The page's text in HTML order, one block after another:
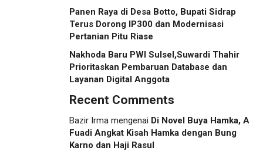
Panen Raya di Desa Botto, Bupati Sidrap
Terus Dorong IP300 dan Modernisasi
Pertanian Pitu Riase
Nakhoda Baru PWI Sulsel,Suwardi Thahir
Prioritaskan Pembaruan Database dan
Layanan Digital Anggota
Recent Comments
Bazir Irma mengenai Di Novel Buya Hamka, A
Fuadi Angkat Kisah Hamka dengan Bung
Karno dan Haji Rasul